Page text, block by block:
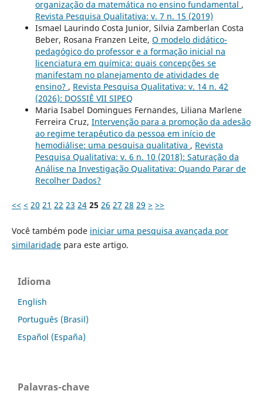
organização da matemática no ensino fundamental ,
Revista Pesquisa Qualitativa: v. 7 n. 15 (2019)
Ismael Laurindo Costa Junior, Silvia Zamberlan Costa
Beber, Rosana Franzen Leite, O modelo didático-
pedagógico do professor e a formação inicial na
licenciatura em química: quais concepções se
manifestam no planejamento de atividades de
ensino? , Revista Pesquisa Qualitativa: v. 14 n. 42
(2026): DOSSIÊ VII SIPEQ
Maria Isabel Domingues Fernandes, Liliana Marlene
Ferreira Cruz, Intervenção para a promoção da adesão
ao regime terapêutico da pessoa em início de
hemodiálise: uma pesquisa qualitativa , Revista
Pesquisa Qualitativa: v. 6 n. 10 (2018): Saturação da
Análise na Investigação Qualitativa: Quando Parar de
Recolher Dados?
<< < 20 21 22 23 24 25 26 27 28 29 > >>
Você também pode iniciar uma pesquisa avançada por
similaridadepara este artigo.
Idioma
English
Português (Brasil)
Español (España)
Palavras-chave